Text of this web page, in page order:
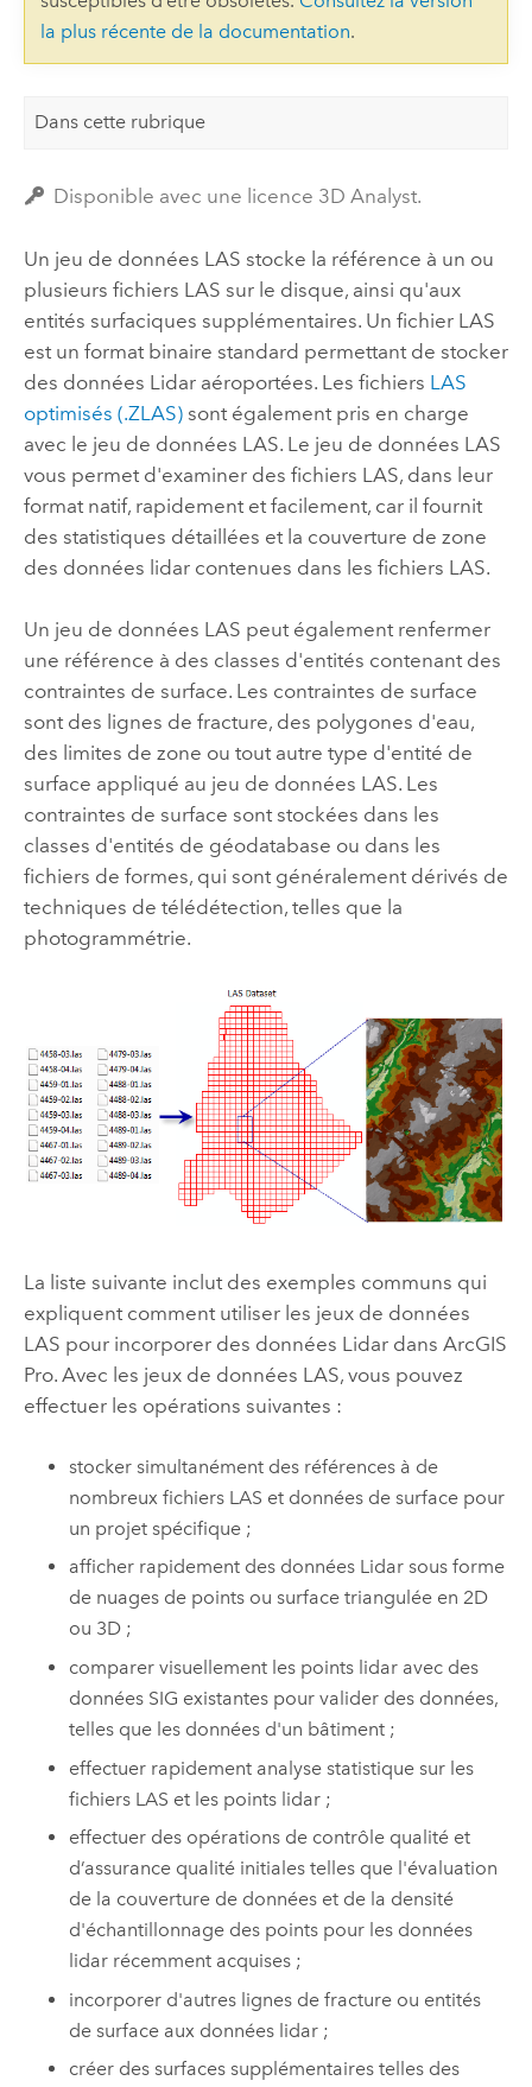
la plus récente de la documentation.
Dans cette rubrique
Disponible avec une licence 3D Analyst.
Un jeu de données LAS stocke la référence à un ou
plusieurs fichiers LAS sur le disque, ainsi qu'aux
entités surfaciques supplémentaires. Un fichier LAS
est un format binaire standard permettant de stocker
des données Lidar aéroportées. Les fichiers LAS
optimisés (.ZLAS)sont également pris en charge
avec le jeu de données LAS. Le jeu de données LAS
vous permet d'examiner des fichiers LAS, dans leur
format natif, rapidement et facilement, car il fournit
des statistiques détaillées et la couverture de zone
des données lidar contenues dans les fichiers LAS.
Un jeu de données LAS peut également renfermer
une référence à des classes d'entités contenant des
contraintes de surface. Les contraintes de surface
sont des lignes de fracture, des polygones d'eau,
des limites de zone ou tout autre type d'entité de
surface appliqué au jeu de données LAS. Les
contraintes de surface sont stockées dans les
classes d'entités de géodatabase ou dans les
fichiers de formes, qui sont généralement dérivés de
techniques de télédétection, telles que la
photogrammétrie.
La liste suivante inclut des exemples communs qui
expliquent comment utiliser les jeux de données
LAS pour incorporer des données Lidar dans ArcGIS
Pro. Avec les jeux de données LAS, vous pouvez
effectuer les opérations suivantes :
stocker simultanément des références à de
nombreux fichiers LAS et données de surface pour
un projet spécifique ;
afficher rapidement des données Lidar sous forme
de nuages de points ou surface triangulée en 2D
ou 3D ;
comparer visuellement les points lidar avec des
données SIG existantes pour valider des données,
telles que les données d'un bâtiment ;
effectuer rapidement analyse statistique sur les
fichiers LAS et les points lidar ;
effectuer des opérations de contrôle qualité et
d’assurance qualité initiales telles que l'évaluation
de la couverture de données et de la densité
d'échantillonnage des points pour les données
lidar récemment acquises ;
incorporer d'autres lignes de fracture ou entités
de surface aux données lidar ;
créer des surfaces supplémentaires telles des